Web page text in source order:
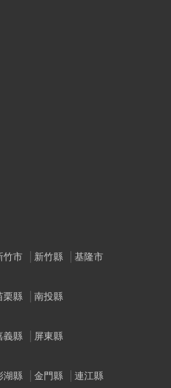
竹市 新竹縣
基隆市
栗縣
南投縣
義縣
屏東縣
湖縣 金門縣 連江縣